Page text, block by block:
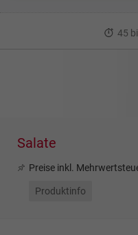
45
Salate
Preise inkl.
Produktinfo